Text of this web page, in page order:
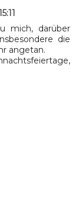
mich, darüber
die
angetan.